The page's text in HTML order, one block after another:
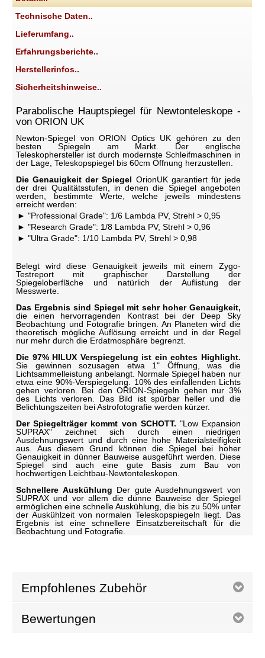
Technische Daten..
Lieferumfang..
Erfahrungsberichte..
Herstellerinfos..
Sicherheitshinweise..
Parabolische Hauptspiegel für Newtonteleskope -
von ORION UK
Newton-Spiegel von ORION Optics UK gehören zu den
besten Spiegeln am Markt. Der englische
Teleskophersteller ist durch modernste Schleifmaschinen in
der Lage, Teleskopspiegel bis 60cm Öffnung herzustellen.
Die Genauigkeit der Spiegel OrionUK garantiert für jede
der drei Qualitätsstufen, in denen die Spiegel angeboten
werden, bestimmte Werte, welche jeweils mindestens
erreicht werden:
"Professional Grade": 1/6 Lambda PV, Strehl > 0,95
"Research Grade": 1/8 Lambda PV, Strehl > 0,96
"Ultra Grade": 1/10 Lambda PV, Strehl > 0,98
Belegt wird diese Genauigkeit jeweils mit einem Zygo-
Testreport mit graphischer Darstellung der
Spiegeloberfläche und natürlich der Auflistung der
Messwerte.
Das Ergebnis sind Spiegel mit sehr hoher Genauigkeit,
die einen hervorragenden Kontrast bei der Deep Sky
Beobachtung und Fotografie bringen. An Planeten wird die
theoretisch mögliche Auflösung erreicht und in der Regel
nur mehr durch die Erdatmosphäre begrenzt.
Die 97% HILUX Verspiegelung ist ein echtes Highlight.
Sie gewinnen sozusagen etwa 1" Öffnung, was die
Lichtsammelleistung anbelangt. Normale Spiegel haben nur
etwa eine 90%-Verspiegelung. 10% des einfallenden Lichts
gehen verloren. Bei den ORION-Spiegeln gehen nur 3%
des Lichts verloren. Das Bild ist spürbar heller und die
Belichtungszeiten bei Astrofotografie werden kürzer.
Der Spiegelträger kommt von SCHOTT. "Low Expansion
SUPRAX" zeichnet sich durch einen niedrigen
Ausdehnungswert und durch eine hohe Materialsteifigkeit
aus. Aus diesem Grund können die Spiegel bei hoher
Genauigkeit in dünner Bauweise ausgeführt werden. Diese
Spiegel sind auch eine gute Basis zum Bau von
hochwertigen Leichtbau-Newtonteleskopen.
Schnellere Auskühlung Der gute Ausdehnungswert von
SUPRAX und vor allem die dünne Bauweise der Spiegel
ermöglichen eine schnelle Auskühlung, die bis zu 50% unter
der Auskühlzeit von normalen Teleskopspiegeln liegt. Das
Ergebnis ist eine schnellere Einsatzbereitschaft für die
Beobachtung und Fotografie.
Empfohlenes Zubehör
Bewertungen